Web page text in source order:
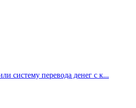
систему перевода денег с к...